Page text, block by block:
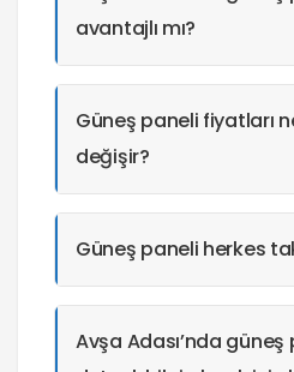
avantajlı mı?
Güneş paneli fiyatları
değişir?
Güneş paneli herkes
Avşa Adası’nda